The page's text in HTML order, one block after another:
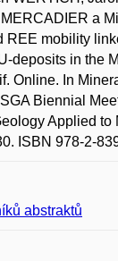
a
REE mobility
deposits in the
Online. In
Biennial
Applied to
ISBN 978-2-
abstraktů